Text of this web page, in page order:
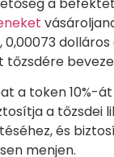
0,00073
tőzsdére
a token 10%-
a tőzsdei
és
menjen.